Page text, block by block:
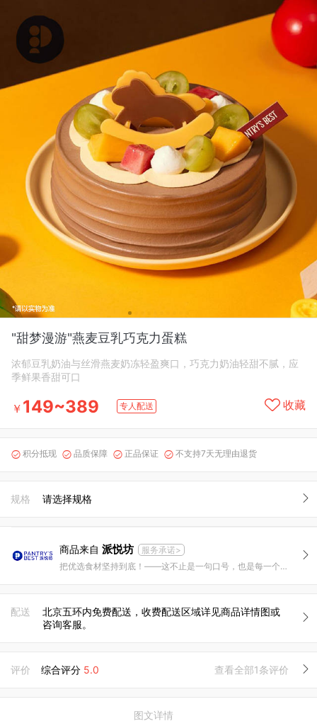
"甜梦漫游"燕麦豆乳巧克力蛋糕
浓郁豆乳奶油与丝滑燕麦奶冻轻盈爽口，巧克力奶油轻甜不腻，应
季鲜果香甜可口
￥ 149~389 专人配送 收藏
 积分抵现  品质保障  正品保证  不支持7天无理由退货
规格 请选择规格
商品来自 派悦坊
服务承诺>
把优选食材坚持到底！——这不止是一句口号，也是每一个派悦坊人每天在做的事情。
配送
北京五环内免费配送，收费配送区域详见商品详情图或
咨询客服。
评价 综合评分 5.0 查看全部1条评价
图文详情